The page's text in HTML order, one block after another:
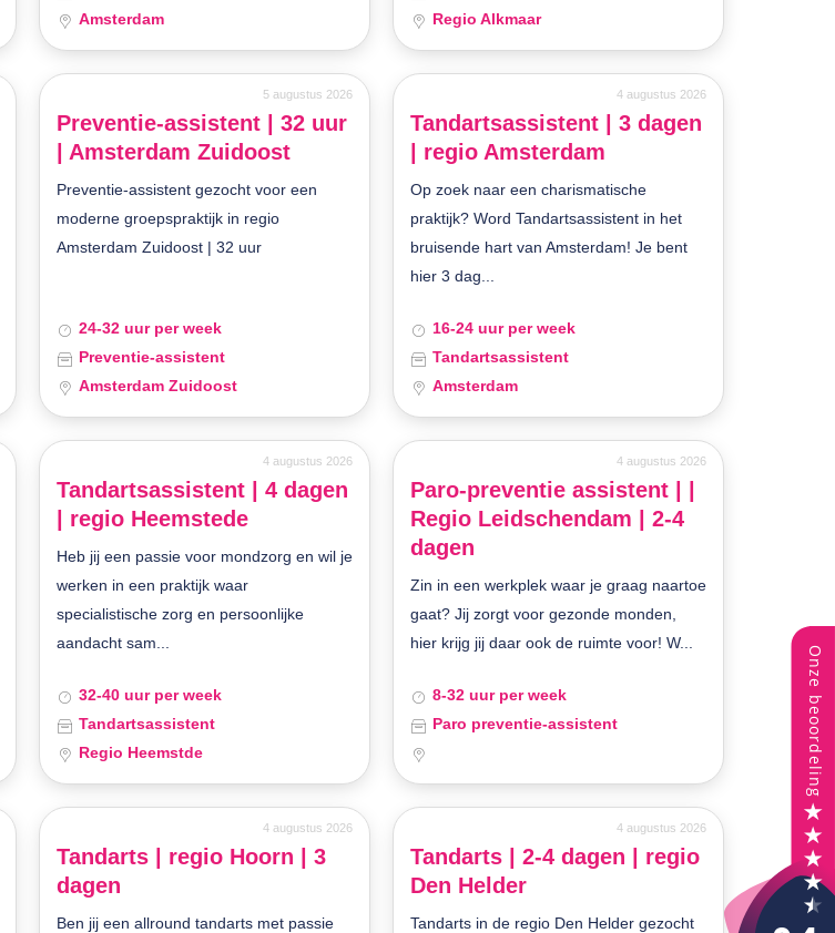
Amsterdam
Regio Alkmaar
5 augustus 2026
Preventie-assistent | 32 uur
| Amsterdam Zuidoost
Preventie-assistent gezocht voor een
moderne groepspraktijk in regio
Amsterdam Zuidoost | 32 uur
24-32 uur per week
Preventie-assistent
Amsterdam Zuidoost
4 augustus 2026
Tandartsassistent | 3 dagen
| regio Amsterdam
Op zoek naar een charismatische
praktijk? Word Tandartsassistent in het
bruisende hart van Amsterdam! Je bent
hier 3 dag...
16-24 uur per week
Tandartsassistent
Amsterdam
4 augustus 2026
Tandartsassistent | 4 dagen
| regio Heemstede
Heb jij een passie voor mondzorg en wil je
werken in een praktijk waar
specialistische zorg en persoonlijke
aandacht sam...
32-40 uur per week
Tandartsassistent
Regio Heemstde
4 augustus 2026
Paro-preventie assistent | |
Regio Leidschendam | 2-4
dagen
Zin in een werkplek waar je graag naartoe
gaat? Jij zorgt voor gezonde monden,
hier krijg jij daar ook de ruimte voor! W...
8-32 uur per week
Paro preventie-assistent
4 augustus 2026
Tandarts | regio Hoorn | 3
dagen
Ben jij een allround tandarts met passie
4 augustus 2026
Tandarts | 2-4 dagen | regio
Den Helder
Tandarts in de regio Den Helder gezocht